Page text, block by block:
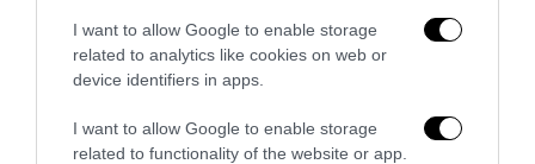
I want to allow Google to enable storage
related to analytics like cookies on web or
device identifiers in apps.
I want to allow Google to enable storage
related to functionality of the website or app.
7 Agosto 2026